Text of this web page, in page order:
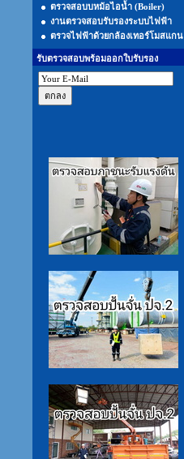
ตรวจสอบบหม้อไอน้ำ (Boiler)
งานตรวจสอบรับรองระบบไฟฟ้า
ตรวจไฟฟ้าด้วยกล้องเทอร์โมสแกน
รับตรวจสอบพร้อมออกใบรับรอง